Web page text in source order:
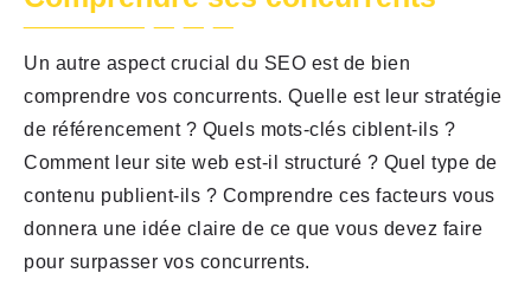
Un autre aspect crucial du SEO est de bien
comprendre vos concurrents. Quelle est leur stratégie
de référencement ? Quels mots-clés ciblent-ils ?
Comment leur site web est-il structuré ? Quel type de
contenu publient-ils ? Comprendre ces facteurs vous
donnera une idée claire de ce que vous devez faire
pour surpasser vos concurrents.